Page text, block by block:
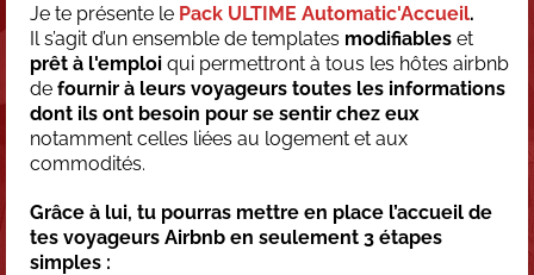
Je te présente le Pack ULTIME Automatic'Accueil.
Il s’agit d’un ensemble de templates modifiables et
prêt à l'emploi qui permettront à tous les hôtes airbnb
de fournir à leurs voyageurs toutes les informations
dont ils ont besoin pour se sentir chez eux
notamment celles liées au logement et aux
commodités.
Grâce à lui, tu pourras mettre en place l’accueil de
tes voyageurs Airbnb en seulement 3 étapes
simples :